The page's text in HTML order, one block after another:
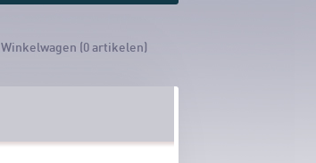
Winkelwagen (0 artikelen)